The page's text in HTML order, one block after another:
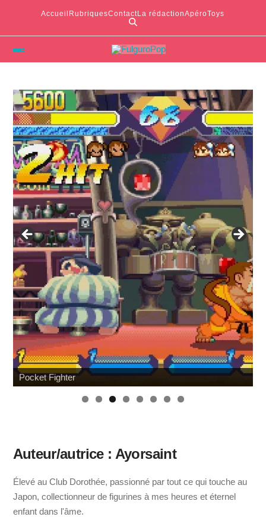
Accueil RubriquesContactLa rédactionApéroToys
Pocket Fighter
Auteur/autrice : Ayorsaint
Élevé au Club Dorothée, passionné par tout ce qui touche au
Japon, collectionneur de figurines à mes heures et éternel
enfant dans l'âme.